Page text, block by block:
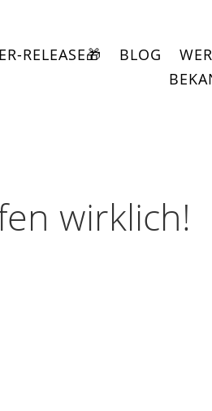
RELEASE🎁 BLOG
wirklich!